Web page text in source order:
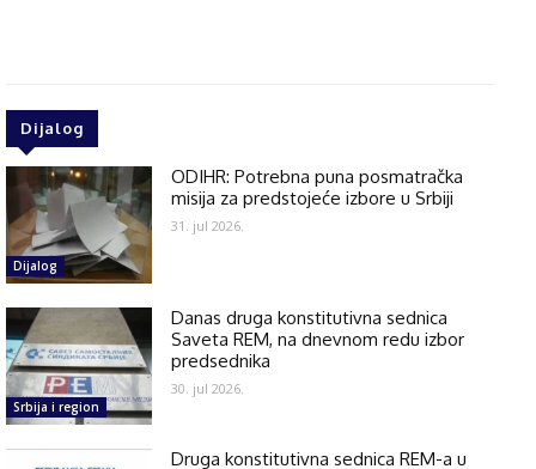
Dijalog
Dijalog
ODIHR: Potrebna puna posmatračka
misija za predstojeće izbore u Srbiji
31. jul 2026.
Srbija i region
Danas druga konstitutivna sednica
Saveta REM, na dnevnom redu izbor
predsednika
30. jul 2026.
Druga konstitutivna sednica REM-a u